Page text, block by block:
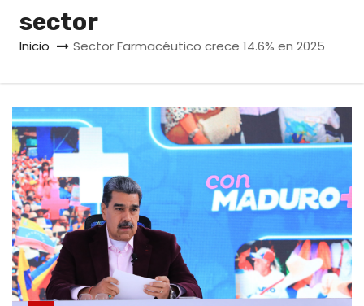
sector
Inicio Sector Farmacéutico crece 14.6% en 2025